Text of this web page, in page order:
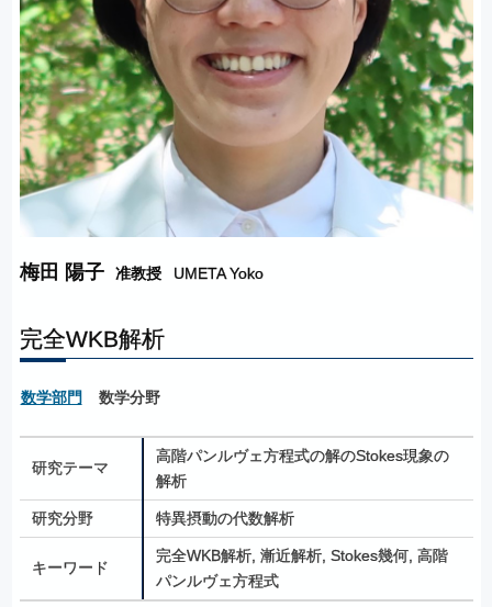
梅田 陽子 准教授 UMETA Yoko
完全WKB解析
数学部門 数学分野
研究テーマ
高階パンルヴェ方程式の解のStokes現象の
解析
研究分野 特異摂動の代数解析
キーワード
完全WKB解析, 漸近解析, Stokes幾何, 高階
パンルヴェ方程式